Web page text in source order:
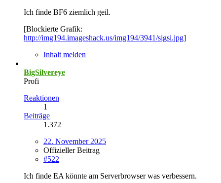
Ich finde BF6 ziemlich geil.
[Blockierte Grafik:
http://img194.imageshack.us/img194/3941/sigsi.jpg]
Inhalt melden
BigSilvereye
Profi
Reaktionen
1
Beiträge
1.372
22. November 2025
Offizieller Beitrag
#522
Ich finde EA könnte am Serverbrowser was verbessern.